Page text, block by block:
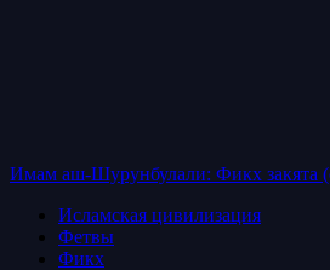
Имам аш-Шурунбулали: Фикх закята
Исламская цивилизация
Фетвы
Фикх